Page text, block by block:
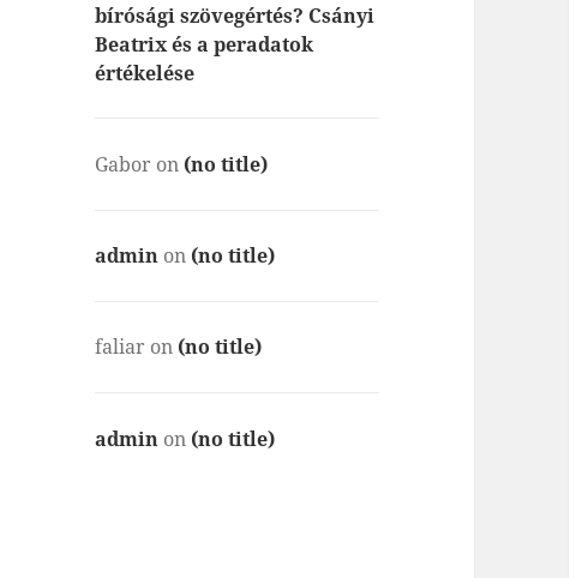
bírósági szövegértés? Csányi
Beatrix és a peradatok
értékelése
Gabor on (no title)
admin on (no title)
faliar on (no title)
admin on (no title)